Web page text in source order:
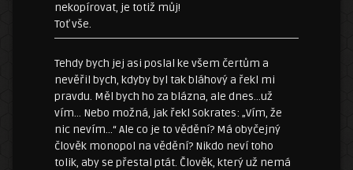
nekopírovat, je totiž můj!
Toť vše.
Tehdy bych jej asi poslal ke všem čertům a
nevěřil bych, kdyby byl tak bláhový a řekl mi
pravdu. Měl bych ho za blázna, ale dnes…už
vím… Nebo možná, jak řekl Sokrates: „Vím, že
nic nevím…“ Ale co je to vědění? Má obyčejný
člověk monopol na vědění? Nikdo neví toho
tolik, aby se přestal ptát. Člověk, který už nemá